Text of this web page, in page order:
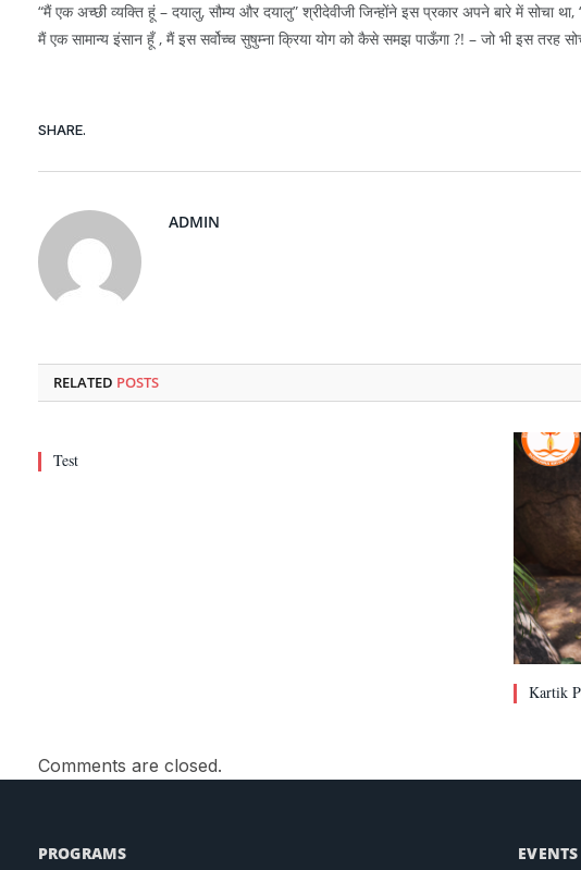
“मैं एक अच्छी व्यक्ति हूं – दयालु, सौम्य और दयालु” श्रीदेवीजी जिन्होंने इस प्रकार अपने बारे में सोचा
मैं एक सामान्य इंसान हूँ , मैं इस सर्वोच्च सुषुम्ना क्रिया योग को कैसे समझ पाऊँगा ?! – जो भी इस
SHARE.
ADMIN
RELATED POSTS
Test
Kartik
Comments are closed.
PROGRAMS EVENTS